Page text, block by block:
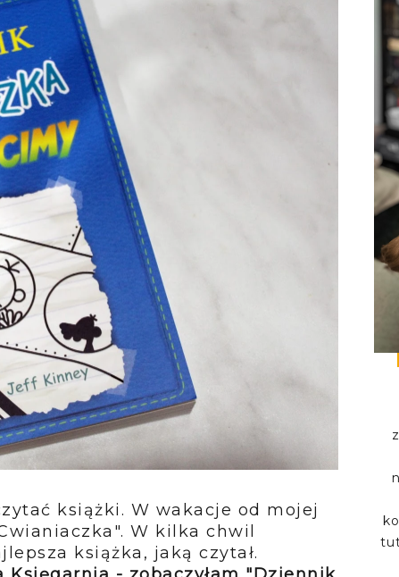
książki. W wakacje od mojej
W kilka chwil
książka, jaką czytał.